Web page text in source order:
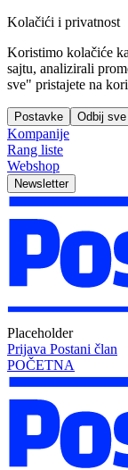
Kolačići i privatnost
Koristimo kolačiće
sajtu, analizirali
sve" pristajete na
Postavke Odbij sve
Kompanije
Rang liste
Webshop
Newsletter
Placeholder
Prijava Postani član
POČETNA